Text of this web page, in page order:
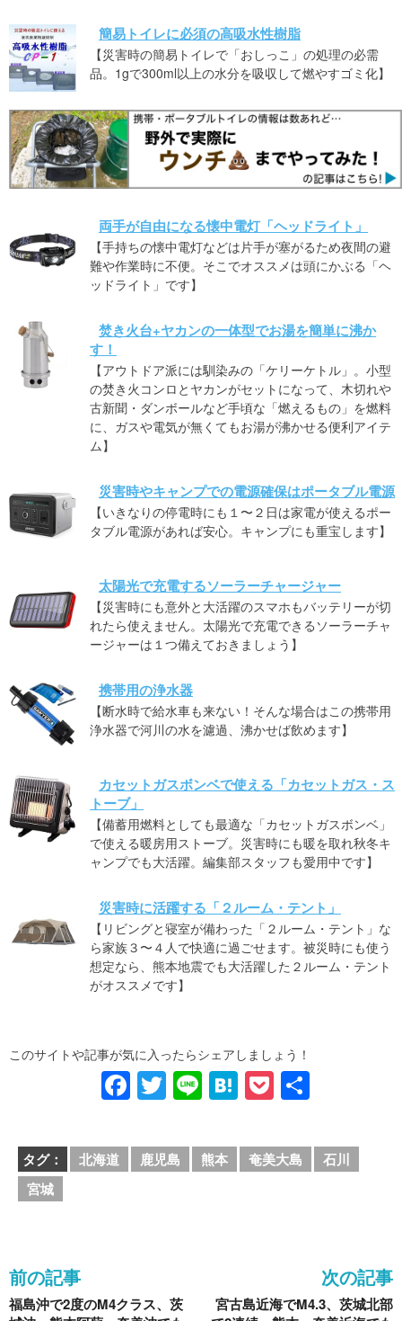
簡易トイレに必須の高吸水性樹脂
【災害時の簡易トイレで「おしっこ」の処理の必需
品。1gで300ml以上の水分を吸収して燃やすゴミ化】
両手が自由になる懐中電灯「ヘッドライト」
【手持ちの懐中電灯などは片手が塞がるため夜間の避
難や作業時に不便。そこでオススメは頭にかぶる「ヘ
ッドライト」です】
焚き火台+ヤカンの一体型でお湯を簡単に沸か
す！
【アウトドア派には馴染みの「ケリーケトル」。小型
の焚き火コンロとヤカンがセットになって、木切れや
古新聞・ダンボールなど手頃な「燃えるもの」を燃料
に、ガスや電気が無くてもお湯が沸かせる便利アイテ
ム】
災害時やキャンプでの電源確保はポータブル電源
【いきなりの停電時にも１〜２日は家電が使えるポー
タブル電源があれば安心。キャンプにも重宝します】
太陽光で充電するソーラーチャージャー
【災害時にも意外と大活躍のスマホもバッテリーが切
れたら使えません。太陽光で充電できるソーラーチャ
ージャーは１つ備えておきましょう】
携帯用の浄水器
【断水時で給水車も来ない！そんな場合はこの携帯用
浄水器で河川の水を濾過、沸かせば飲めます】
カセットガスボンベで使える「カセットガス・ス
トーブ」
【備蓄用燃料としても最適な「カセットガスボンベ」
で使える暖房用ストーブ。災害時にも暖を取れ秋冬キ
ャンプでも大活躍。編集部スタッフも愛用中です】
災害時に活躍する「２ルーム・テント」
【リビングと寝室が備わった「２ルーム・テント」な
ら家族３〜４人で快適に過ごせます。被災時にも使う
想定なら、熊本地震でも大活躍した２ルーム・テント
がオススメです】
このサイトや記事が気に入ったらシェアしましょう！
F
a
c
e
T
wi
tt
er
Li
n
e
H
at
e
n
P
o
ck
et
タグ： 北海道 鹿児島 熊本 奄美大島
石川
宮城
前の記事
福島沖で2度のM4クラス、茨
次の記事
宮古島近海でM4.3、茨城北部